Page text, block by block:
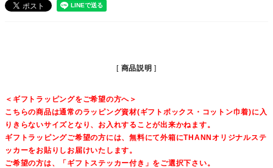
商品説明
＜ギフトラッピングをご希望の方へ＞
こちらの商品は通常のラッピング資材(ギフトボックス・コットン巾着)に入
りきらないサイズとなり、お入れすることが出来かねます。
ギフトラッピングご希望の方には、無料にて外箱にTHANNオリジナルステ
ッカーをお貼りしお届けいたします。
ご希望の方は、「ギフトステッカー付き」をご選択下さい。